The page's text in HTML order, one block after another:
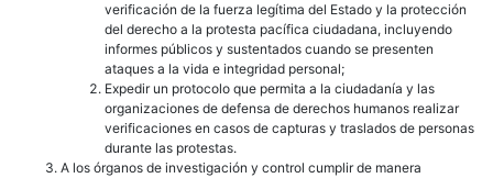
verificación de la fuerza legítima del Estado y la protección
del derecho a la protesta pacífica ciudadana, incluyendo
informes públicos y sustentados cuando se presenten
ataques a la vida e integridad personal;
Expedir un protocolo que permita a la ciudadanía y las
organizaciones de defensa de derechos humanos realizar
verificaciones en casos de capturas y traslados de personas
durante las protestas.
A los órganos de investigación y control cumplir de manera